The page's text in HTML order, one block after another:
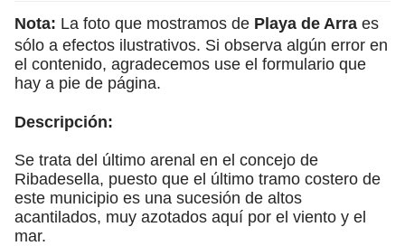
Nota: La foto que mostramos de Playa de Arra es
sólo a efectos ilustrativos. Si observa algún error en
el contenido, agradecemos use el formulario que
hay a pie de página.
Descripción:
Se trata del último arenal en el concejo de
Ribadesella, puesto que el último tramo costero de
este municipio es una sucesión de altos
acantilados, muy azotados aquí por el viento y el
mar.